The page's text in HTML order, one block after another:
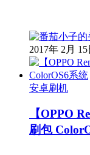
2017年 2月 15
安卓刷机
【OPPO
刷包